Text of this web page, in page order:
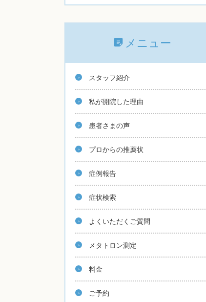
メニュー
スタッフ紹介
私が開院した理由
患者さまの声
プロからの推薦状
症例報告
症状検索
よくいただくご質問
メタトロン測定
料金
ご予約